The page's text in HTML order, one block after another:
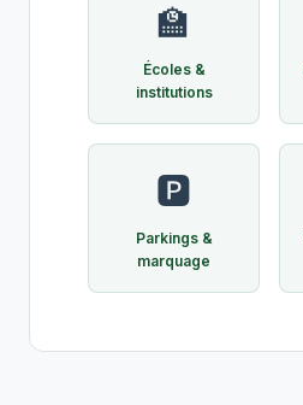
🏫
Écoles &
institutions
🅿️
Parkings &
marquage